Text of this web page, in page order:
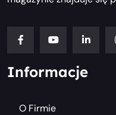
Informacje
O Firmie